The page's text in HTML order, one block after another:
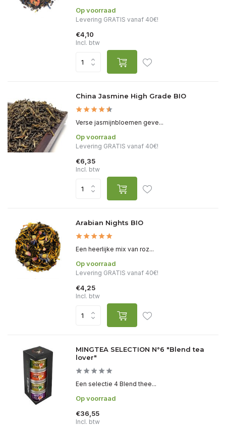
Op voorraad
Levering GRATIS vanaf 40€!
€4,10
Incl. btw
China Jasmine High Grade BIO
Verse jasmijnbloemen geve...
Op voorraad
Levering GRATIS vanaf 40€!
€6,35
Incl. btw
Arabian Nights BIO
Een heerlijke mix van roz...
Op voorraad
Levering GRATIS vanaf 40€!
€4,25
Incl. btw
MINGTEA SELECTION N°6 "Blend tea
lover"
Een selectie 4 Blend thee...
Op voorraad
€36,55
Incl. btw